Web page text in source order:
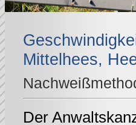
Mittelhees,
Der